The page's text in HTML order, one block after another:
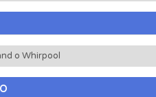
o Whirpool